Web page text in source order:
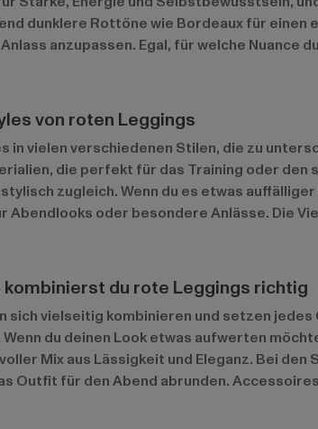
dunklere Rottöne wie Bordeaux für
anzupassen. Egal, für welche
von roten Leggings
in vielen verschiedenen Stilen, die zu
die perfekt für das Training oder
zugleich. Wenn du es etwas
Abendlooks oder besondere Anlässe. Die
kombinierst du rote Leggings richtig
sich vielseitig kombinieren und setzen
Wenn du deinen Look etwas aufwerten
Mix aus Lässigkeit und Eleganz. Bei den
Outfit für den Abend abrunden.